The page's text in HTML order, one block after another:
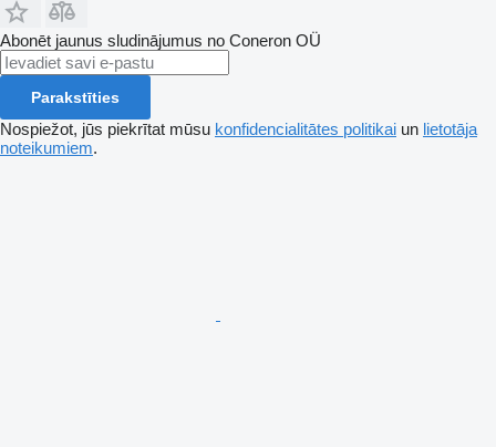
Abonēt jaunus sludinājumus no Coneron OÜ
Parakstīties
Nospiežot, jūs piekrītat mūsu konfidencialitātes politikai un lietotāja
noteikumiem.